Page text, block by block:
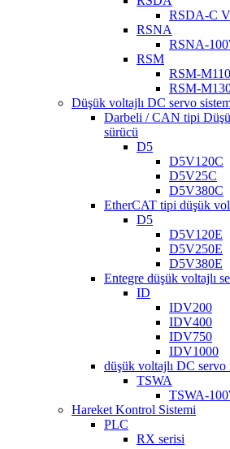
RSDA-C
RSNA
RSNA-
RSM
RSM-M110
RSM-
Düşük voltajlı DC servo
Darbeli / CAN tipi
sürücü
D5
D5V120C
D5V25C
D5V380C
EtherCAT tipi düşük
D5
D5V120E
D5V250E
D5V380E
Entegre düşük voltajlı
ID
IDV200
IDV400
IDV750
IDV1000
düşük voltajlı DC servo
TSWA
TSWA-
Hareket Kontrol Sistemi
PLC
RX serisi